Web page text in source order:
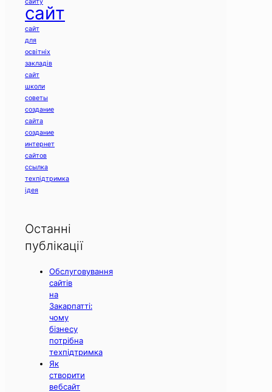
сайт
сайт
для
освітніх
закладів
сайт
школи
советы
создание
сайта
создание
интернет
сайтов
ссылка
техпідтримка
ідея
Останні
публікації
Обслуговування
сайтів
на
Закарпатті:
чому
бізнесу
потрібна
техпідтримка
Як
створити
вебсайт